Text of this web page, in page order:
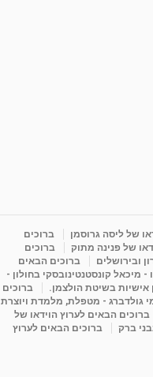
של ליסה גרוסמן
ברוכים
של פנינה מתוק
ברוכים
ובירושלים
ברוכים הבאים
מיכאל קונסטנטינובסקי בחולון -
אישיות בשיטת הולצמן.
ברוכים
גולדברג - מטפלת, מלמדת ויוצרת
ברוכים הבאים לערוץ הוידאו של
ברק
ברוכים הבאים לערוץ